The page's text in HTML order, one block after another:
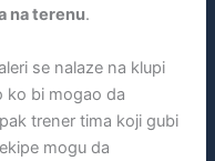
na terenu.
se nalaze na klupi
ko bi mogao da
trener tima koji gubi
mogu da